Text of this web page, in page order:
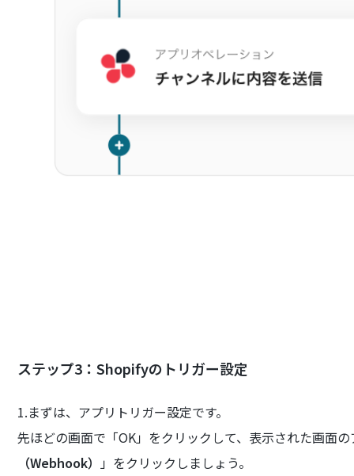
ステップ3：Shopifyのトリガー設定
1.まずは、アプリトリガー設定です。
先ほどの画面で「OK」をクリックして、表示された画面
（Webhook）
」をクリックしましょう。